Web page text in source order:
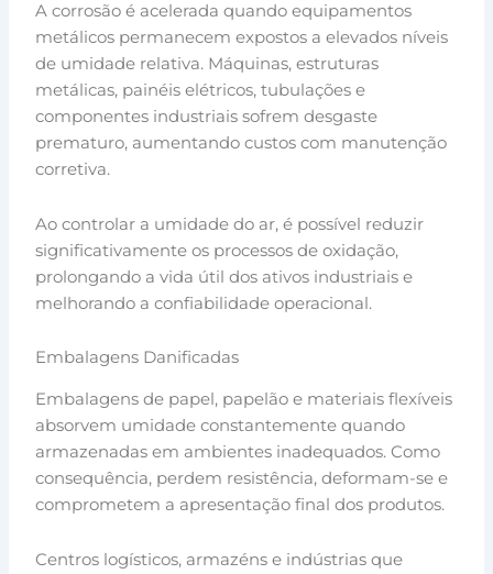
A corrosão é acelerada quando equipamentos
metálicos permanecem expostos a elevados níveis
de umidade relativa. Máquinas, estruturas
metálicas, painéis elétricos, tubulações e
componentes industriais sofrem desgaste
prematuro, aumentando custos com manutenção
corretiva.
Ao controlar a umidade do ar, é possível reduzir
significativamente os processos de oxidação,
prolongando a vida útil dos ativos industriais e
melhorando a confiabilidade operacional.
Embalagens Danificadas
Embalagens de papel, papelão e materiais flexíveis
absorvem umidade constantemente quando
armazenadas em ambientes inadequados. Como
consequência, perdem resistência, deformam-se e
comprometem a apresentação final dos produtos.
Centros logísticos, armazéns e indústrias que